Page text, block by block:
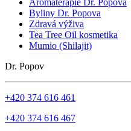
Aromaterapie Dr. Popova
Byliny Dr. Popova
Zdravá výživa
Tea Tree Oil kosmetika
Mumio (Shilajit)
Dr. Popov
+420 374 616 461
+420 374 616 467